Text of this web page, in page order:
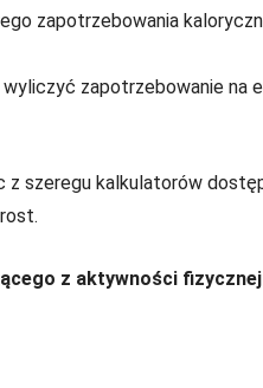
zapotrzebowania
zapotrzebowanie na
z szeregu kalkulatorów
z aktywności